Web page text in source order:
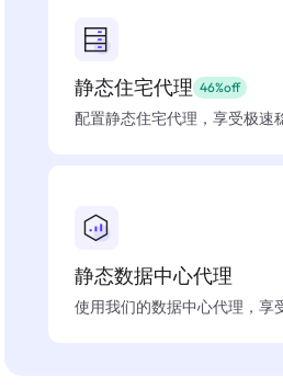
静态住宅代理 46%off
配置静态住宅代理，享受极速
静态数据中心代理
使用我们的数据中心代理，享